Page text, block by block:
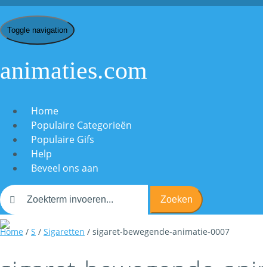
Toggle navigation
animaties.com
Home
Populaire Categorieën
Populaire Gifs
Help
Beveel ons aan
Zoeken
Home / S / Sigaretten / sigaret-bewegende-animatie-0007